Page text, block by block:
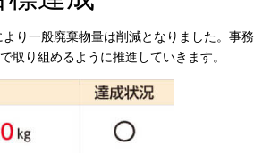
り一般廃棄物量は削減となりました。事務
り組めるように推進していきます。